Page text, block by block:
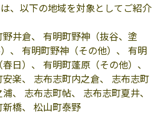
3420
7103 志布志
布志町志布
16-8
0994-72-0388
志市有明町
3551-1
0994-75-1213
、以下の地域を対象としてご紹介
井倉、 有明町野神（抜谷、塗
、 有明町野神（その他）、 有明
日）、 有明町蓬原（その他）、
楽、 志布志町内之倉、 志布志町
、 志布志町帖、 志布志町夏井、
橋、 松山町泰野